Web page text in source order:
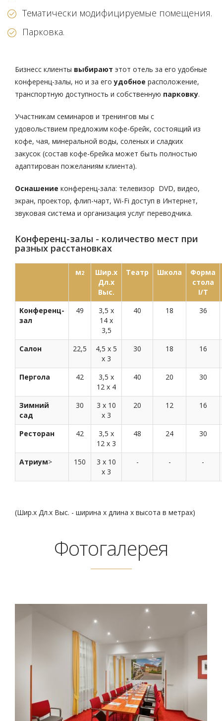
Тематически модифицируемые помещения.
Парковка.
Бизнесс клиенты выбирают этот отель за его удобные
конференц-залы, но и за егоудобное расположение,
транспортную доступность и собственную парковку.
Участникам семинаров и тренингов мы с
удовольствием предложим кофе-брейк, состоящий из
кофе, чая, минеральной воды, соленых и сладких
закусок (состав кофе-брейка может быть полностью
адаптирован пожеланиям клиента).
Оснашение конференц-зала: телевизор DVD, видео,
экран, проектор, флип-чарт, Wi-Fi доступ в Интернет,
звуковая система и организация услуг переводчика.
Конференц-залы - количество мест при
разных расстановках
м2
Шир.х
Дл.х
Выс.
Театр Школа
Форма
стола
I/T
Kонференц-
зал
49
3,5 x
14 x
3,5
40 18 36
Салон 22,5
4,5 x 5
x 3
30 18 16
Пергола 42
3,5 x
12 x 4
40 20 30
Зимний
сад
30
3 x 10
x 3
20 12 16
Ресторан 42
3,5 x
12 x 3
48 24 30
Атриум> 150
3 x 10
x 3
- - -
(Шир.х Дл.х Выс. - ширина x длина x высота в метрах)
Фотогалерея